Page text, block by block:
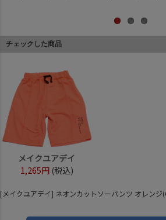
チェックした商品
メイクユアデイ
1,265円 (税込)
[メイクユアデイ] ネオンカットソーパンツ オレンジ